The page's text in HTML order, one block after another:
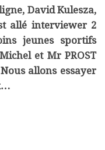
David Kulesza,
allé interviewer 2
jeunes sportifs
et Mr PROST
allons essayer